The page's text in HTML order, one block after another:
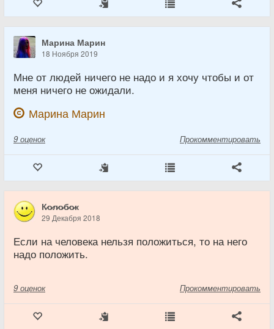
Марина Марин
18 Ноября 2019
Мне от людей ничего не надо и я хочу чтобы и от
меня ничего не ожидали.
Марина Марин
9 оценок Прокомментировать
К̷о̷л̷о̷б̷о̷к
29 Декабря 2018
Если на человека нельзя положиться, то на него
надо положить.
9 оценок Прокомментировать